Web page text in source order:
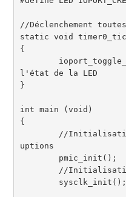
//Déclenchement
static void
{
l'état de la LED
}
int main (void )
{
//
uptions
	pmic_init
( ) ;
	sysclk_init
( ) ;